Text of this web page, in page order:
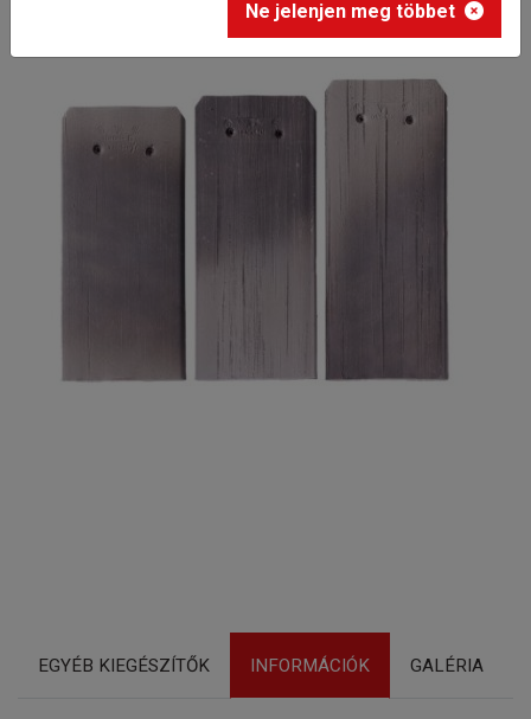
EGYÉB KIEGÉSZÍTŐK INFORMÁCIÓK GALÉRIA
Ne jelenjen meg többet